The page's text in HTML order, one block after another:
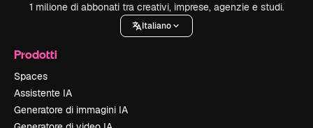
1 milione di abbonati tra creativi, imprese, agenzie e studi.
Italiano
Prodotti
Spaces
Assistente IA
Generatore di immagini IA